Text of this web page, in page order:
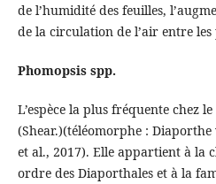
de l’humidité des feuilles,
de la circulation de l’air entre les
Phomopsis spp.
L’espèce la plus fréquente chez
(Shear.)(téléomorphe :
et al., 2017). Elle appartient à la
ordre des Diaporthales et à la